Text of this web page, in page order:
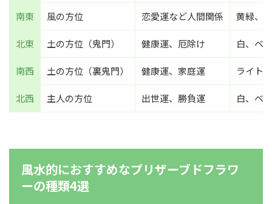
南東 風の方位 恋愛運など人間関係 黄緑、
北東 土の方位（鬼門） 健康運、厄除け 白、ベ
南西 土の方位（裏鬼門） 健康運、家庭運 ライト
北西 主人の方位 出世運、勝負運 白、ベ
風水的におすすめなプリザーブドフラワ
ーの種類4選